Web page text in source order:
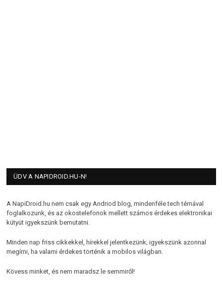
ÜDV A NAPIDROID.HU-N!
A NapiDroid.hu nem csak egy Andriod blog, mindenféle tech témával
foglalkozunk, és az okostelefonok mellett számos érdekes elektronikai
kütyüt igyekszünk bemutatni.
Minden nap friss cikkekkel, hírekkel jelentkezünk, igyekszünk azonnal
megírni, ha valami érdekes történik a mobilos világban.
Kövess minket, és nem maradsz le semmiről!